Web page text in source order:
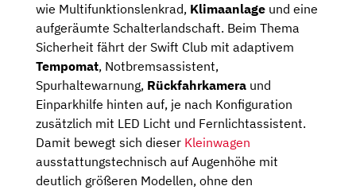
wie Multifunktionslenkrad, Klimaanlage und eine
aufgeräumte Schalterlandschaft. Beim Thema
Sicherheit fährt der Swift Club mit adaptivem
Tempomat, Notbremsassistent,
Spurhaltewarnung, Rückfahrkamera und
Einparkhilfe hinten auf, je nach Konfiguration
zusätzlich mit LED Licht und Fernlichtassistent.
Damit bewegt sich dieser Kleinwagen
ausstattungstechnisch auf Augenhöhe mit
deutlich größeren Modellen, ohne den